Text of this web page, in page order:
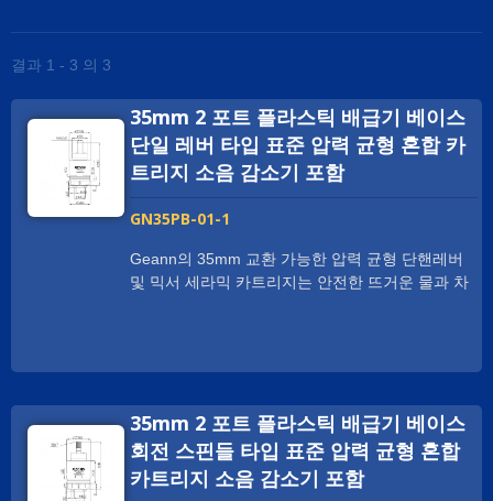
결과 1 - 3 의 3
35mm 2 포트 플라스틱 배급기 베이스
단일 레버 타입 표준 압력 균형 혼합 카
트리지 소음 감소기 포함
GN35PB-01-1
Geann의 35mm 교환 가능한 압력 균형 단핸레버
및 믹서 세라믹 카트리지는 안전한 뜨거운 물과 차
대 수도꼭지, 주방 수도꼭지 등에 널리 사용됩니다.
혼합기 세라믹 카트리지는 IAPMO / UPC / CSA /
NSF 인증을 받았으며, 60만 번의 수명 주기 테스트
에 견고합니다. 표준 35mm 정사각형 레버 세라믹
카트리지는 전통적인 단일 핸들 수도꼭지에 사용되
35mm 2 포트 플라스틱 배급기 베이스
회전 스핀들 타입 표준 압력 균형 혼합
카트리지 소음 감소기 포함